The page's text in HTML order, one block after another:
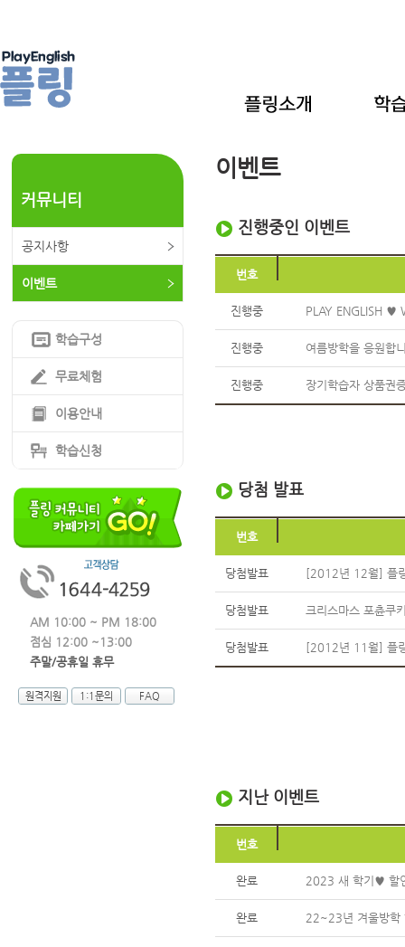
커뮤니티
공지사항
이벤트
학습구성
무료체험
이용안내
학습신청
AM 10:00 ~ PM 18:00
점심 12:00 ~13:00
주말/공휴일 휴무
원격지원 1:1문의 FAQ
이벤트
진행중인 이벤트
번호
진행중 PLAY ENGLISH ♥
진행중 여름방학을 응원
진행중 장기학습자 상품권
당첨 발표
번호
당첨발표 [2012년 12월] 플
당첨발표 크리스마스 포츈쿠
당첨발표 [2012년 11월] 플
지난 이벤트
번호
완료 2023 새 학기♥ 할
완료 22~23년 겨울방학